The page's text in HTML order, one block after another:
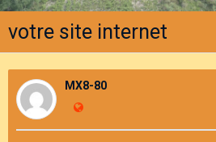
votre site internet
MX8-80